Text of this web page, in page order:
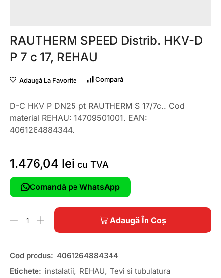
RAUTHERM SPEED Distrib. HKV-D
P 7 c 17, REHAU
Adaugă La Favorite Compară
D-C HKV P DN25 pt RAUTHERM S 17/7c.. Cod
material REHAU: 14709501001. EAN:
4061264884344.
1.476,04 lei cu TVA
Comandă pe WhatsApp
Adaugă În Coș
Cod produs: 4061264884344
Etichete: instalatii, REHAU, Tevi si tubulatura